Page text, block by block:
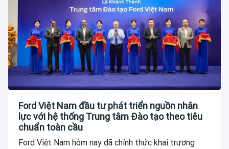
Ford Việt Nam đầu tư phát triển nguồn nhân
lực với hệ thống Trung tâm Đào tạo theo tiêu
chuẩn toàn cầu
Ford Việt Nam hôm nay đã chính thức khai trương